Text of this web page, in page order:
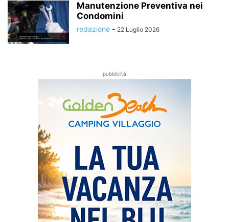
Manutenzione Preventiva nei
Condomini
redazione - 22 Luglio 2026
pubblicità